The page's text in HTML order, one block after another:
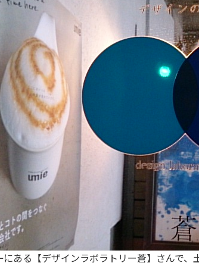
にある【デザインラボラトリー蒼】さんで